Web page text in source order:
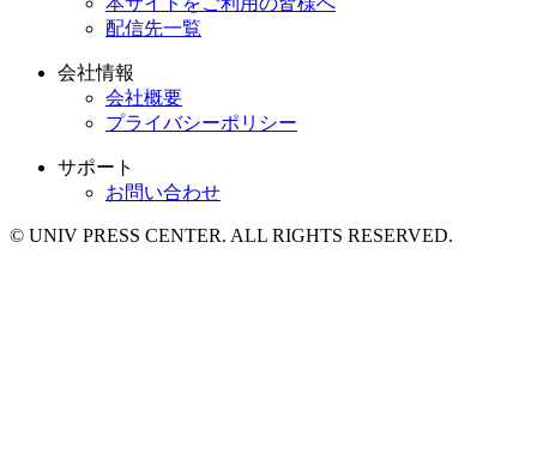
配信先一覧
会社情報
会社概要
プライバシーポリシー
サポート
お問い合わせ
© UNIV PRESS CENTER. ALL RIGHTS RESERVED.